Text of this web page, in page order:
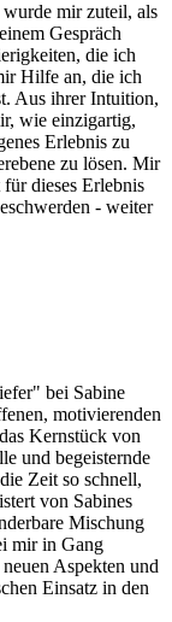
mir zuteil, als
Gespräch
die ich
Hilfe an, die ich
Aus ihrer Intuition,
wie einzigartig,
Erlebnis zu
zu lösen. Mir
dieses Erlebnis
- weiter
bei Sabine
motivierenden
Kernstück von
und begeisternde
Zeit so schnell,
von Sabines
Mischung
mir in Gang
Aspekten und
Einsatz in den